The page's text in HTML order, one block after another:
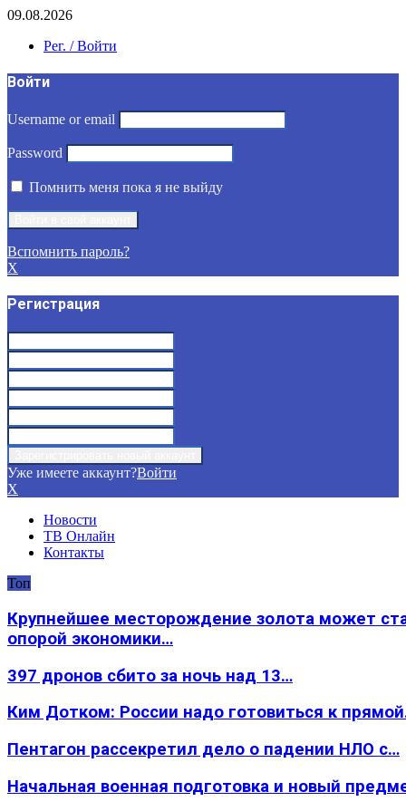
09.08.2026
Рег. / Войти
Войти
Username or email
Password
Помнить меня пока я не выйду
Вспомнить пароль?
X
Регистрация
Уже имеете аккаунт?Войти
X
Новости
ТВ Онлайн
Контакты
Топ
Крупнейшее месторождение золота может
опорой экономики…
397 дронов сбито за ночь над 13…
Ким Дотком: России надо готовиться к
Пентагон рассекретил дело о падении НЛО с…
Начальная военная подготовка и новый